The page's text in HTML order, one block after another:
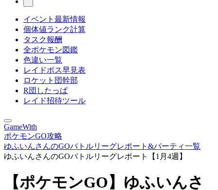
イベント最新情報
個体値ランク計算
タスク報酬
全ポケモン図鑑
色違い一覧
レイドボス早見表
ロケット団幹部
R団したっぱ
レイド招待ツール
GameWith
ポケモンGO攻略
ゆふいんさんのGOバトルリーグレポート&パーティ一覧
ゆふいんさんのGOバトルリーグレポート【1月4週】
【ポケモンGO】ゆふいんさ